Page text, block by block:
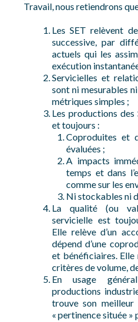
Travail, nous retiendrons
Les SET relèvent
successive, par
actuels qui les
exécution
Servicielles et
sont ni mesurables
métriques simples ;
Les productions des
et toujours :
Coproduites et
évaluées ;
A impacts
temps et dans
comme sur les
Ni stockables ni
La qualité (ou
servicielle est
Elle relève d’un
dépend d’une
et bénéficiaires. Elle
critères de volume,
En usage
productions
trouve son meilleur
« pertinence située »